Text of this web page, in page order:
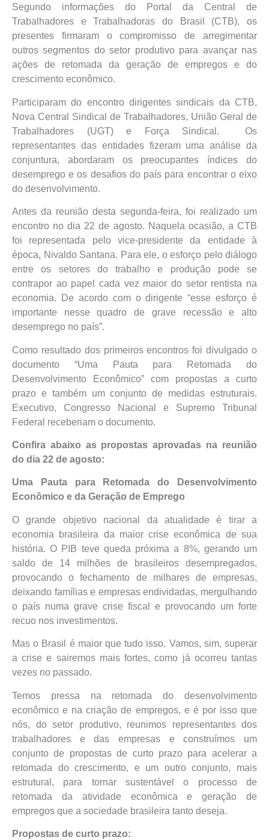
Segundo informações do Portal da Central de
Trabalhadores e Trabalhadoras do Brasil (CTB), os
presentes firmaram o compromisso de arregimentar
outros segmentos do setor produtivo para avançar nas
ações de retomada da geração de empregos e do
crescimento econômico.
Participaram do encontro dirigentes sindicais da CTB,
Nova Central Sindical de Trabalhadores, União Geral de
Trabalhadores (UGT) e Força Sindical. Os
representantes das entidades fizeram uma análise da
conjuntura, abordaram os preocupantes índices do
desemprego e os desafios do país para encontrar o eixo
do desenvolvimento.
Antes da reunião desta segunda-feira, foi realizado um
encontro no dia 22 de agosto. Naquela ocasião, a CTB
foi representada pelo vice-presidente da entidade à
época, Nivaldo Santana. Para ele, o esforço pelo diálogo
entre os setores do trabalho e produção pode se
contrapor ao papel cada vez maior do setor rentista na
economia. De acordo com o dirigente “esse esforço é
importante nesse quadro de grave recessão e alto
desemprego no país”.
Como resultado dos primeiros encontros foi divulgado o
documento “Uma Pauta para Retomada do
Desenvolvimento Econômico” com propostas a curto
prazo e também um conjunto de medidas estruturais.
Executivo, Congresso Nacional e Supremo Tribunal
Federal receberiam o documento.
Confira abaixo as propostas aprovadas na reunião
do dia 22 de agosto:
Uma Pauta para Retomada do Desenvolvimento
Econômico e da Geração de Emprego
O grande objetivo nacional da atualidade é tirar a
economia brasileira da maior crise econômica de sua
história. O PIB teve queda próxima a 8%, gerando um
saldo de 14 milhões de brasileiros desempregados,
provocando o fechamento de milhares de empresas,
deixando famílias e empresas endividadas, mergulhando
o país numa grave crise fiscal e provocando um forte
recuo nos investimentos.
Mas o Brasil é maior que tudo isso. Vamos, sim, superar
a crise e sairemos mais fortes, como já ocorreu tantas
vezes no passado.
Temos pressa na retomada do desenvolvimento
econômico e na criação de empregos, e é por isso que
nós, do setor produtivo, reunimos representantes dos
trabalhadores e das empresas e construímos um
conjunto de propostas de curto prazo para acelerar a
retomada do crescimento, e um outro conjunto, mais
estrutural, para tornar sustentável o processo de
retomada da atividade econômica e geração de
empregos que a sociedade brasileira tanto deseja.
Propostas de curto prazo: